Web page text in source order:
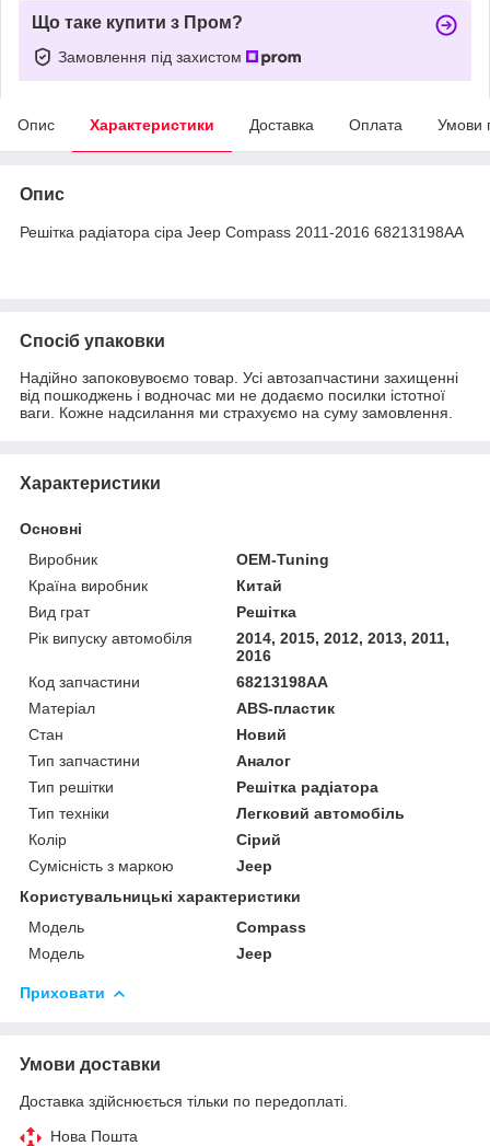
Що таке купити з Пром?
Замовлення під захистом
Опис Характеристики Доставка Оплата Умови
Опис
Решітка радіатора сіра Jeep Compass 2011-2016 68213198AA
Спосіб упаковки
Надійно запоковувоємо товар. Усі автозапчастини захищенні
від пошкоджень і водночас ми не додаємо посилки істотної
ваги. Кожне надсилання ми страхуємо на суму замовлення.
Характеристики
Основні
Виробник
OEM-Tuning
Країна виробник
Китай
Вид грат
Решітка
Рік випуску автомобіля
2014, 2015, 2012, 2013, 2011,
2016
Код запчастини
68213198AA
Матеріал
ABS-пластик
Стан
Новий
Тип запчастини
Аналог
Тип решітки
Решітка радіатора
Тип техніки
Легковий автомобіль
Колір
Сірий
Сумісність з маркою
Jeep
Користувальницькі характеристики
Мoдель
Compass
Модель
Jeep
Приховати
Умови доставки
Доставка здійснюється тільки по передоплаті.
Нова Пошта